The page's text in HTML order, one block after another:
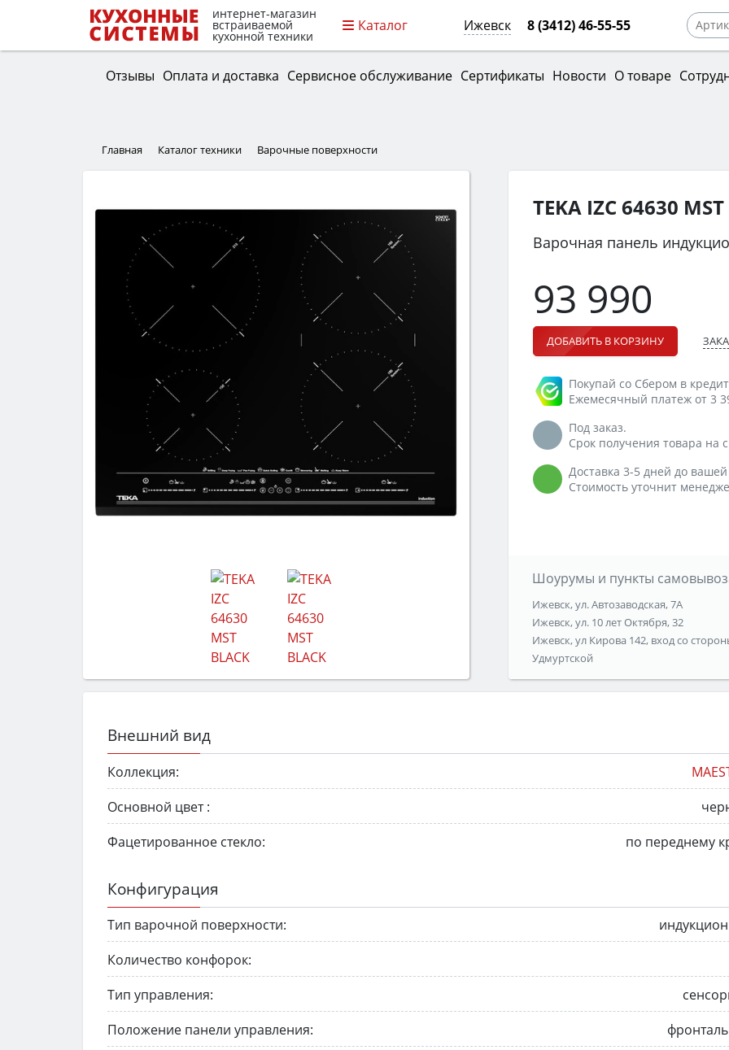
интернет-магазин
встраиваемой
кухонной техники
Каталог Ижевск 8 (3412) 46-55-55
Отзывы Оплата и доставка Сервисное обслуживание Сертификаты Новости О товаре
Главная Каталог техники Варочные поверхности
TEKA IZC 64630
Варочная панель
93 990
ДОБАВИТЬ В КОРЗИНУ
Покупай со Сбером в
Ежемесячный платеж от 3
Под заказ.
Срок получения товара на
Доставка 3-5 дней до
Стоимость уточнит
Шоурумы и пункты
Ижевск, ул. Автозаводская, 7А
Ижевск, ул. 10 лет Октября, 32
Ижевск, ул Кирова 142, вход со
Удмуртской
Внешний вид
Коллекция:
Основной цвет :
Фацетированное стекло:
по переднему
Конфигурация
Тип варочной поверхности:
Количество конфорок:
Тип управления:
Положение панели управления: